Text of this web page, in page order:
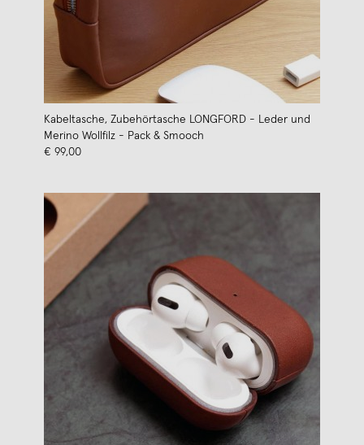
Kabeltasche, Zubehörtasche LONGFORD - Leder und
Merino Wollfilz - Pack & Smooch
€ 99,00